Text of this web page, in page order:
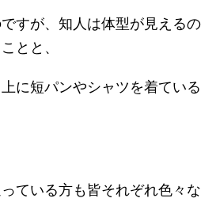
すが、知人は体型が見えるの
とと、
に短パンやシャツを着ている
ている方も皆それぞれ色々な